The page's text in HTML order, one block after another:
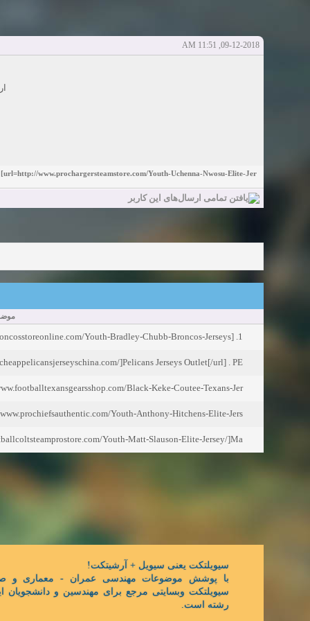
شروع کننده: elmi.alireza70 آخرین ارسال توسط: elmi.alireza70 پاسخ ها:0
Girls in your town for night - Real-life Females
09-12-2018, 11:51 AM
www.prochargersteamstore.com/Youth-Uchenna-Nwosu-Elite-Jer
1. [url=http://www.thebroncosstoreonline.com/Youth-Bradley-Chubb-Broncos-Jerseys/]Bra
]Pelicans Jerseys Outlet[/url] . PE
Black-Keke-Coutee-Texans-Jer
Youth-Anthony-Hitchens-Elite-Jers
Youth-Matt-Slauson-Elite-Jersey/]Ma
سیویلتکت یعنی سیویل + آرشیتکت!
با پوشش موضوعات مهندسی عمران - معماری و
سیویلتکت وبسایتی مرجع برای مهندسین و دانشجویان
رشته است.